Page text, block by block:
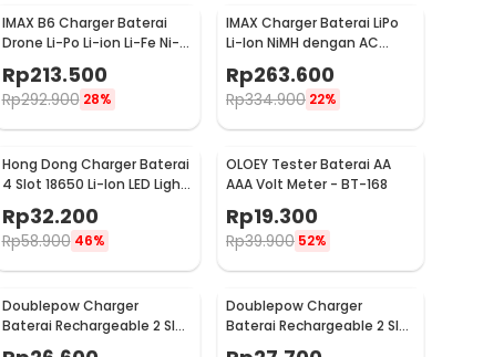
IMAX B6 Charger Baterai
Drone Li-Po Li-ion Li-Fe Ni-
Cd Polymer LCD 80W
Rp213.500
Rp292.900 28%
IMAX Charger Baterai LiPo
Li-Ion NiMH dengan AC
Adapter Integrated - B6AC
Rp263.600
Rp334.900 22%
Hong Dong Charger Baterai
4 Slot 18650 Li-Ion LED Light
4.2V 1200mA - MS-404A
Rp32.200
Rp58.900 46%
OLOEY Tester Baterai AA
AAA Volt Meter - BT-168
Rp19.300
Rp39.900 52%
Doublepow Charger
Baterai Rechargeable 2 Slot
AA AAA with AAA 2 PCS -
Doublepow Charger
Baterai Rechargeable 2 Slot